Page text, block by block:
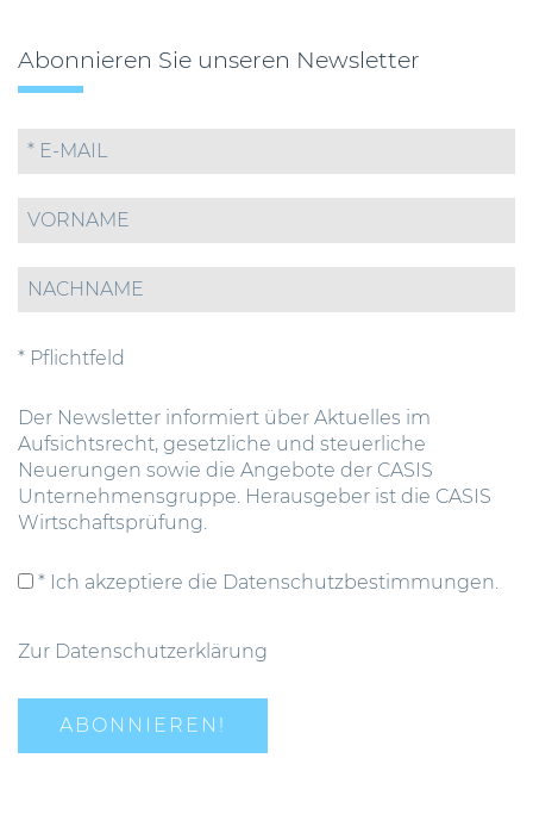
Abonnieren Sie unseren Newsletter
* Pflichtfeld
Der Newsletter informiert über Aktuelles im
Aufsichtsrecht, gesetzliche und steuerliche
Neuerungen sowie die Angebote der CASIS
Unternehmensgruppe. Herausgeber ist die CASIS
Wirtschaftsprüfung.
* Ich akzeptiere die Datenschutzbestimmungen.
Zur Datenschutzerklärung